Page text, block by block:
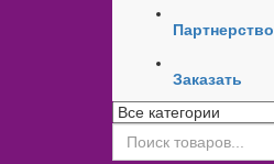
Партнерство
Заказать